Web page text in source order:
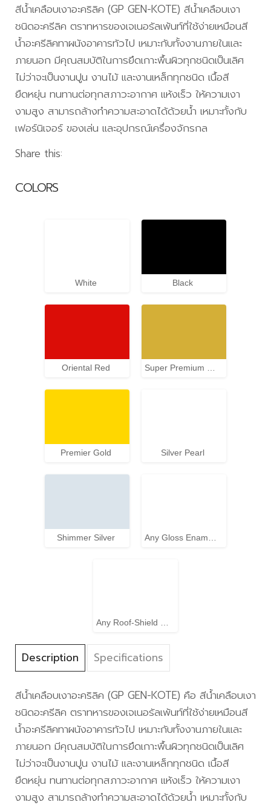
สีน้ำเคลือบเงาอะคริลิค (GP GEN-KOTE) สีน้ำเคลือบเงา
ชนิดอะครีลิค ตราทหารของเจเนอรัลเพ้นท์ที่ใช้ง่ายเหมือนสี
น้ำอะครีลิคทาผนังอาคารทัวไป เหมาะกับทั้งงานภายในและ
ภายนอก มีคุณสมบัติในการยึดเกาะพื้นผิวทุกชนิดเป็นเลิศ
ไม่ว่าจะเป็นงานปูน งานไม้ และงานเหล็กทุกชนิด เนื้อสี
ยืดหยุ่น ทนทานต่อทุกสภาวะอากาศ แห้งเร็ว ให้ความเงา
งามสูง สามารถล้างทำความสะอาดได้ด้วยน้ำ เหมาะทั้งกับ
เฟอร์นิเจอร์ ของเล่น และอุปกรณ์เครื่องจักรกล
Share this:
COLORS
White Black
Oriental Red
Premier Gold Silver Pearl
Shimmer Silver
Description Specifications
สีน้ำเคลือบเงาอะคริลิค (GP GEN-KOTE) คือ สีน้ำเคลือบเงา
ชนิดอะครีลิค ตราทหารของเจเนอรัลเพ้นท์ที่ใช้ง่ายเหมือนสี
น้ำอะครีลิคทาผนังอาคารทัวไป เหมาะกับทั้งงานภายในและ
ภายนอก มีคุณสมบัติในการยึดเกาะพื้นผิวทุกชนิดเป็นเลิศ
ไม่ว่าจะเป็นงานปูน งานไม้ และงานเหล็กทุกชนิด เนื้อสี
ยืดหยุ่น ทนทานต่อทุกสภาวะอากาศ แห้งเร็ว ให้ความเงา
งามสูง สามารถล้างทำความสะอาดได้ด้วยน้ำ เหมาะทั้งกับ